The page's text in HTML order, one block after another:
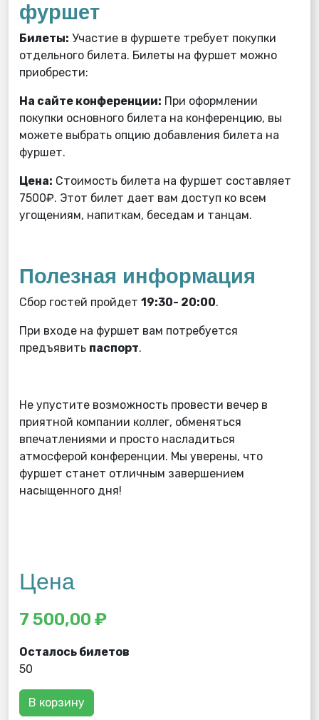
фуршет
Билеты: Участие в фуршете требует покупки
отдельного билета. Билеты на фуршет можно
приобрести:
На сайте конференции: При оформлении
покупки основного билета на конференцию, вы
можете выбрать опцию добавления билета на
фуршет.
Цена: Стоимость билета на фуршет составляет
7500₽. Этот билет дает вам доступ ко всем
угощениям, напиткам, беседам и танцам.
Полезная информация
Сбор гостей пройдет19:30- 20:00.
При входе на фуршет вам потребуется
предъявить паспорт.
Не упустите возможность провести вечер в
приятной компании коллег, обменяться
впечатлениями и просто насладиться
атмосферой конференции. Мы уверены, что
фуршет станет отличным завершением
насыщенного дня!
Цена
7 500,00 ₽
Осталось билетов
50